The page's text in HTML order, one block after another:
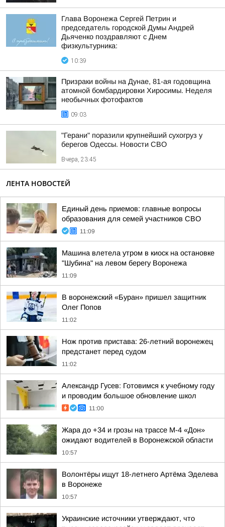
Глава Воронежа Сергей Петрин и
председатель городской Думы Андрей
Дьяченко поздравляют с Днем
физкультурника:
10:39
Призраки войны на Дунае, 81-ая годовщина
атомной бомбардировки Хиросимы. Неделя
необычных фотофактов
09:03
"Герани" поразили крупнейший сухогруз у
берегов Одессы. Новости СВО
Вчера, 23:45
ЛЕНТА НОВОСТЕЙ
Единый день приемов: главные вопросы
образования для семей участников СВО
11:09
Машина влетела утром в киоск на остановке
"Шубина" на левом берегу Воронежа
11:09
В воронежский «Буран» пришел защитник
Олег Попов
11:02
Нож против пристава: 26-летний воронежец
предстанет перед судом
11:02
Александр Гусев: Готовимся к учебному году
и проводим большое обновление школ
11:00
Жара до +34 и грозы на трассе М-4 «Дон»
ожидают водителей в Воронежской области
10:57
Волонтёры ищут 18-летнего Артёма Эделева
в Воронеже
10:57
Украинские источники утверждают, что